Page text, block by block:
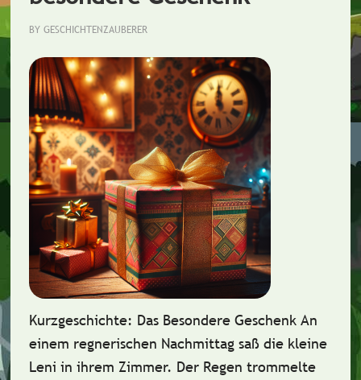
BY GESCHICHTENZAUBERER
Kurzgeschichte: Das Besondere Geschenk An
einem regnerischen Nachmittag saß die kleine
Leni in ihrem Zimmer. Der Regen trommelte